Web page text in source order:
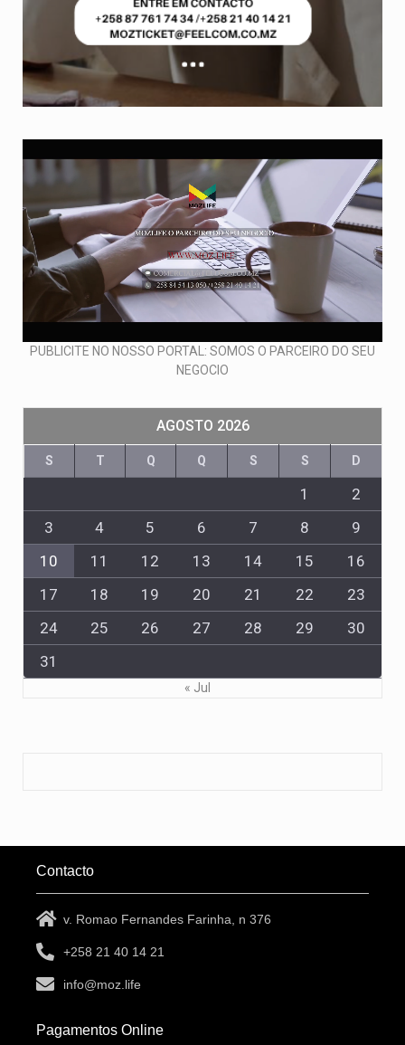
PUBLICITE NO NOSSO PORTAL: SOMOS O PARCEIRO DO SEU
NEGOCIO
AGOSTO 2026
S T Q Q S S D
1
2
3
4 5 6 7 8
9
10
11 12 13 14 15
16
17
18 19 20 21 22
23
24
25 26 27 28 29
30
31
« Jul
Contacto
v. Romao Fernandes Farinha, n 376
+258 21 40 14 21
info@moz.life
Pagamentos Online